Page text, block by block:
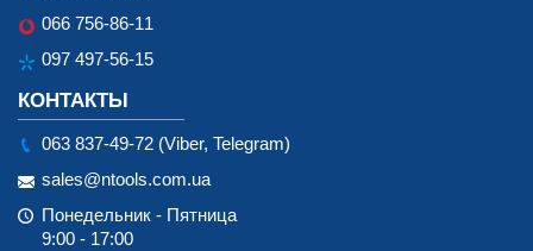
066 756-86-11
097 497-56-15
КОНТАКТЫ
063 837-49-72 (Viber, Telegram)
sales@ntools.com.ua
Понедельник - Пятница
9:00 - 17:00